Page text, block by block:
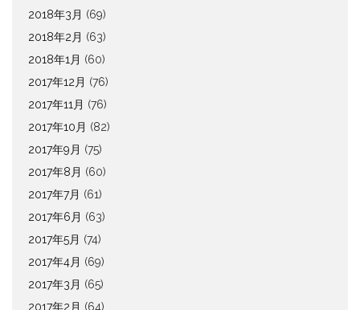
2018年3月 (69)
2018年2月 (63)
2018年1月 (60)
2017年12月 (76)
2017年11月 (76)
2017年10月 (82)
2017年9月 (75)
2017年8月 (60)
2017年7月 (61)
2017年6月 (63)
2017年5月 (74)
2017年4月 (69)
2017年3月 (65)
2017年2月 (64)